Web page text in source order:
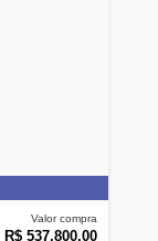
Valor compra
R$ 537.800,00